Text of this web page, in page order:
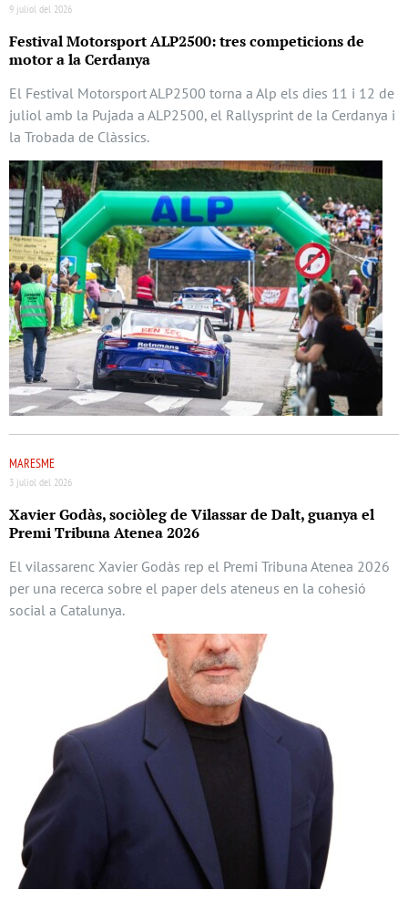
9 juliol del 2026
Festival Motorsport ALP2500: tres competicions de
motor a la Cerdanya
El Festival Motorsport ALP2500 torna a Alp els dies 11 i 12 de
juliol amb la Pujada a ALP2500, el Rallysprint de la Cerdanya i
la Trobada de Clàssics.
MARESME
3 juliol del 2026
Xavier Godàs, sociòleg de Vilassar de Dalt, guanya el
Premi Tribuna Atenea 2026
El vilassarenc Xavier Godàs rep el Premi Tribuna Atenea 2026
per una recerca sobre el paper dels ateneus en la cohesió
social a Catalunya.